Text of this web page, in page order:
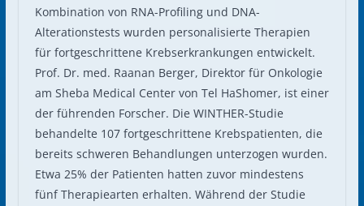
Kombination von RNA-Profiling und DNA-
Alterationstests wurden personalisierte Therapien
für fortgeschrittene Krebserkrankungen entwickelt.
Prof. Dr. med. Raanan Berger, Direktor für Onkologie
am Sheba Medical Center von Tel HaShomer, ist einer
der führenden Forscher. Die WINTHER-Studie
behandelte 107 fortgeschrittene Krebspatienten, die
bereits schweren Behandlungen unterzogen wurden.
Etwa 25% der Patienten hatten zuvor mindestens
fünf Therapiearten erhalten. Während der Studie